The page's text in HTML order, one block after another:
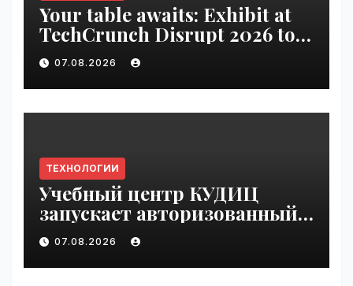
Your table awaits: Exhibit at
TechCrunch Disrupt 2026 to
be seen by thousands |
VseTime.ru
07.08.2026
ТЕХНОЛОГИИ
Учебный центр КУДИЦ
запускает авторизованный
курс по
администрированию Mind
Migrate#guest | VseTime.ru
07.08.2026